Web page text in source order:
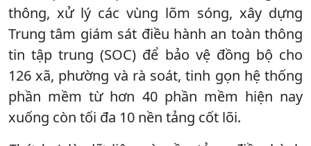
thông, xử lý các vùng lõm sóng, xây dựng
Trung tâm giám sát điều hành an toàn thông
tin tập trung (SOC) để bảo vệ đồng bộ cho
126 xã, phường và rà soát, tinh gọn hệ thống
phần mềm từ hơn 40 phần mềm hiện nay
xuống còn tối đa 10 nền tảng cốt lõi.